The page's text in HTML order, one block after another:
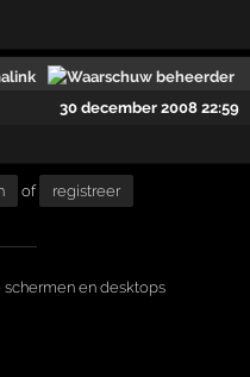
30 december 2008 22:59
of registreer
en desktops